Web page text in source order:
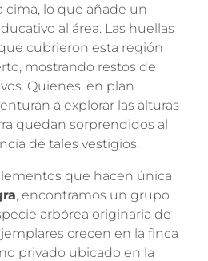
cima, lo que añade un
al área. Las huellas
cubrieron esta región
mostrando restos de
Quienes, en plan
a explorar las alturas
quedan sorprendidos al
de tales vestigios.
que hacen única
, encontramos un grupo
arbórea originaria de
crecen en la finca
privado ubicado en la